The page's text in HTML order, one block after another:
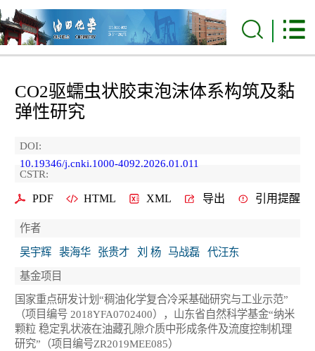
CO2驱蠕虫状胶束泡沫体系构筑及黏
弹性研究
DOI:
10.19346/j.cnki.1000-4092.2026.01.011
CSTR:
PDF HTML XML 导出 引用提醒
作者
吴宇辉
裴海华 张贵才 刘 杨 马战磊
代汪东
基金项目
国家重点研发计划“稠油化学复合冷采基础研究与工业示范”
（项目编号 2018YFA0702400），山东省自然科学基金“纳米
颗粒 稳定乳状液在油藏孔隙介质中形成条件及流度控制机理
研究”（项目编号ZR2019MEE085）